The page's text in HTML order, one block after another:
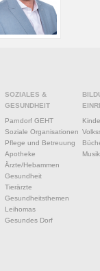
SOZIALES &
GESUNDHEIT
Parndorf GEHT
Soziale Organisationen
Pflege und Betreuung
Apotheke
Ärzte/Hebammen
Gesundheit
Tierärzte
Gesundheitsthemen
Leihomas
Gesundes Dorf